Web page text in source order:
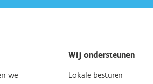
we
Wij ondersteunen
Lokale besturen